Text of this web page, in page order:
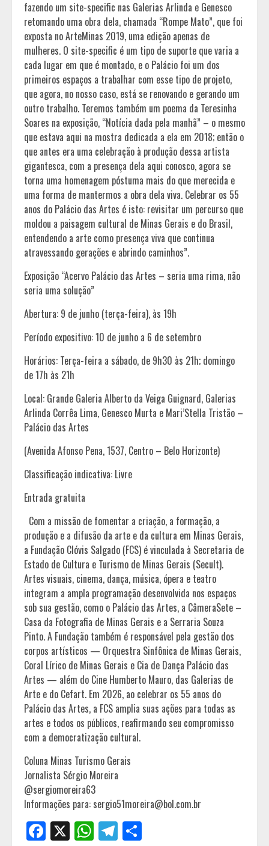
fazendo um site-specific nas Galerias Arlinda e Genesco
retomando uma obra dela, chamada “Rompe Mato”, que foi
exposta no ArteMinas 2019, uma edição apenas de
mulheres. O site-specific é um tipo de suporte que varia a
cada lugar em que é montado, e o Palácio foi um dos
primeiros espaços a trabalhar com esse tipo de projeto,
que agora, no nosso caso, está se renovando e gerando um
outro trabalho. Teremos também um poema da Teresinha
Soares na exposição, “Notícia dada pela manhã” – o mesmo
que estava aqui na mostra dedicada a ela em 2018; então o
que antes era uma celebração à produção dessa artista
gigantesca, com a presença dela aqui conosco, agora se
torna uma homenagem póstuma mais do que merecida e
uma forma de mantermos a obra dela viva. Celebrar os 55
anos do Palácio das Artes é isto: revisitar um percurso que
moldou a paisagem cultural de Minas Gerais e do Brasil,
entendendo a arte como presença viva que continua
atravessando gerações e abrindo caminhos”.
Exposição “Acervo Palácio das Artes – seria uma rima, não
seria uma solução”
Abertura: 9 de junho (terça-feira), às 19h
Período expositivo: 10 de junho a 6 de setembro
Horários: Terça-feira a sábado, de 9h30 às 21h; domingo
de 17h às 21h
Local: Grande Galeria Alberto da Veiga Guignard, Galerias
Arlinda Corrêa Lima, Genesco Murta e Mari’Stella Tristão –
Palácio das Artes
(Avenida Afonso Pena, 1537, Centro – Belo Horizonte)
Classificação indicativa: Livre
Entrada gratuita
Com a missão de fomentar a criação, a formação, a
produção e a difusão da arte e da cultura em Minas Gerais,
a Fundação Clóvis Salgado (FCS) é vinculada à Secretaria de
Estado de Cultura e Turismo de Minas Gerais (Secult).
Artes visuais, cinema, dança, música, ópera e teatro
integram a ampla programação desenvolvida nos espaços
sob sua gestão, como o Palácio das Artes, a CâmeraSete –
Casa da Fotografia de Minas Gerais e a Serraria Souza
Pinto. A Fundação também é responsável pela gestão dos
corpos artísticos — Orquestra Sinfônica de Minas Gerais,
Coral Lírico de Minas Gerais e Cia de Dança Palácio das
Artes — além do Cine Humberto Mauro, das Galerias de
Arte e do Cefart. Em 2026, ao celebrar os 55 anos do
Palácio das Artes, a FCS amplia suas ações para todas as
artes e todos os públicos, reafirmando seu compromisso
com a democratização cultural.
Coluna Minas Turismo Gerais
Jornalista Sérgio Moreira
@sergiomoreira63
Informações para: sergio51moreira@bol.com.br
Facebook
X WhatsApp
Telegram